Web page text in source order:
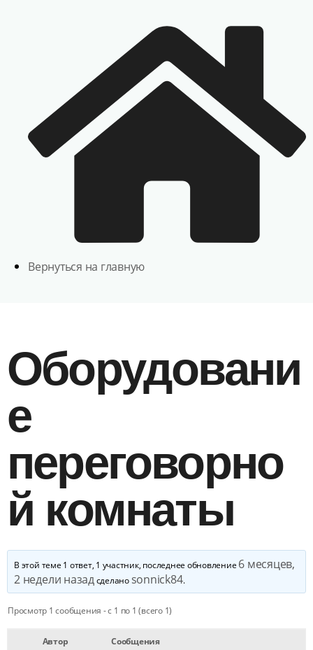
Вернуться на главную
Оборудовани
е
переговорно
й комнаты
В этой теме 1 ответ, 1 участник, последнее обновление 6 месяцев,
2 недели назадсделано sonnick84.
Просмотр 1 сообщения - с 1 по 1 (всего 1)
Автор Сообщения